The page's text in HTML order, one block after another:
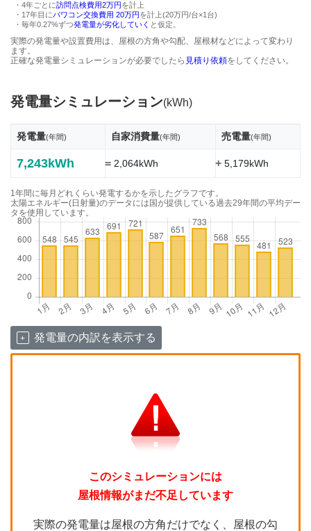
・4年ごとに訪問点検費用2万円を計上
・17年目にパワコン交換費用 20万円を計上(20万円/台×1台)
・毎年0.27%ずつ発電量が劣化していく と仮定。
実際の発電量や設置費用は、屋根の方角や勾配、屋根材などによって変わり
ます。
正確な発電量シミュレーションが必要でしたら 見積り依頼をしてください。
発電量シミュレーション(kWh)
発電量(年間) 自家消費量(年間) 売電量(年間)
7,243kWh =2,064kWh +5,179kWh
1年間に毎月どれくらい発電するかを示したグラフです。
太陽エネルギー(日射量)のデータには国が提供している過去29年間の平均デー
タを使用しています。
発電量の内訳を表示する
このシミュレーションには
屋根情報がまだ不足しています
実際の発電量は屋根の方角だけでなく、屋根の勾